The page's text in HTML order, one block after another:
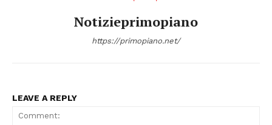
Notizieprimopiano
https://primopiano.net/
LEAVE A REPLY